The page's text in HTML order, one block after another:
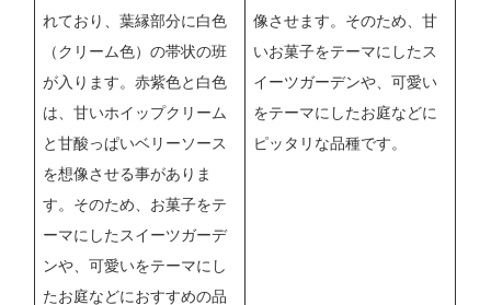
れており、葉縁部分に白色
（クリーム色）の帯状の班
が入ります。赤紫色と白色
は、甘いホイップクリーム
と甘酸っぱいベリーソース
を想像させる事がありま
す。そのため、お菓子をテ
ーマにしたスイーツガーデ
ンや、可愛いをテーマにし
たお庭などにおすすめの品
像させます。そのため、甘
いお菓子をテーマにしたス
イーツガーデンや、可愛い
をテーマにしたお庭などに
ピッタリな品種です。